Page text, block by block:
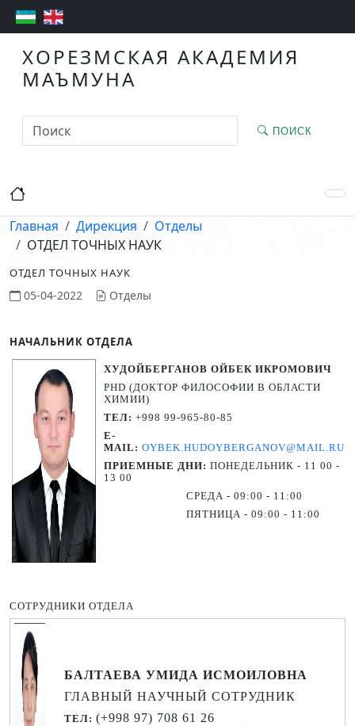
ХОРЕЗМСКАЯ АКАДЕМИЯ
МАЪМУНА
ПОИСК
Главная Дирекция
Отделы
ОТДЕЛ ТОЧНЫХ НАУК
ОТДЕЛ ТОЧНЫХ НАУК
05-04-2022 Отделы
НАЧАЛЬНИК ОТДЕЛА
ХУДОЙБЕРГАНОВ ОЙБЕК ИКРОМОВИЧ
PHD (ДОКТОР ФИЛОСОФИИ В ОБЛАСТИ
ХИМИИ)
ТЕЛ: +998 99-965-80-85
E-
MAIL: OYBEK.HUDOYBERGANOV@MAIL.RU
ПРИЕМНЫЕ ДНИ: ПОНЕДЕЛЬНИК - 11 00 -
13 00
СРЕДА - 09:00 - 11:00
ПЯТНИЦА - 09:00 - 11:00
СОТРУДНИКИ ОТДЕЛА
БАЛТАЕВА УМИДА ИСМОИЛОВНА
ГЛАВНЫЙ НАУЧНЫЙ СОТРУДНИК
TEЛ: (+998 97) 708 61 26